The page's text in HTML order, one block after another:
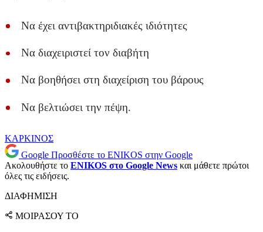
Να έχει αντιβακτηριδιακές ιδιότητες
Να διαχειριστεί τον διαβήτη
Να βοηθήσει στη διαχείριση του βάρους
Να βελτιώσει την πέψη.
ΚΑΡΚΙΝΟΣ
Google Προσθέστε το ENIKOS στην Google
Ακολουθήστε το ENIKOS στο Google News και μάθετε πρώτοι
όλες τις ειδήσεις.
ΔΙΑΦΗΜΙΣΗ
ΜΟΙΡΑΣΟΥ ΤΟ